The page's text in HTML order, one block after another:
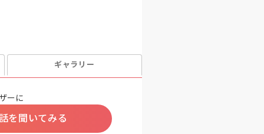
ギャラリー
ーに
を聞いてみる